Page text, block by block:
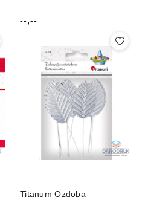
Cena:
--,--
Titanum Ozdoba